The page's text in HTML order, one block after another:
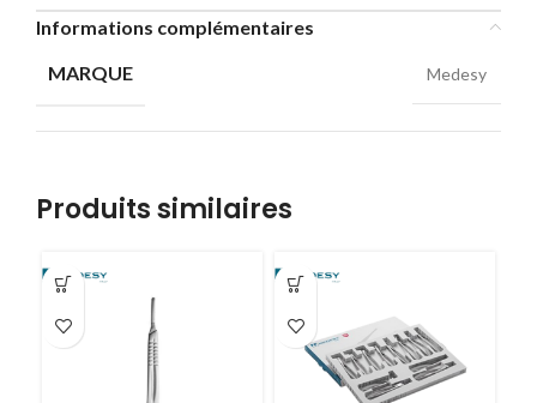
Informations complémentaires
MARQUE
Medesy
Produits similaires